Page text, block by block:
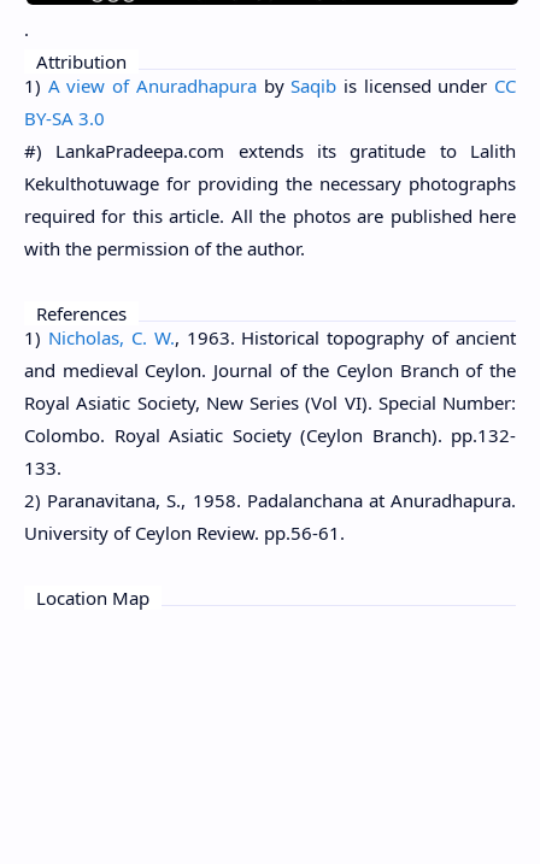
.
Attribution
1) A view of AnuradhapurabySaqib is licensed under CC
BY-SA 3.0
#) LankaPradeepa.com extends its gratitude to Lalith
Kekulthotuwage for providing the necessary photographs
required for this article. All the photos are published here
with the permission of the author.
References
1) Nicholas, C. W., 1963. Historical topography of ancient
and medieval Ceylon. Journal of the Ceylon Branch of the
Royal Asiatic Society, New Series (Vol VI). Special Number:
Colombo. Royal Asiatic Society (Ceylon Branch). pp.132-
133.
2) Paranavitana, S., 1958. Padalanchana at Anuradhapura.
University of Ceylon Review. pp.56-61.
Location Map